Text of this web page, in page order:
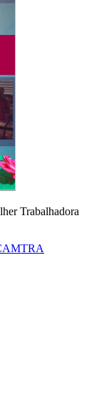
Trabalhadora